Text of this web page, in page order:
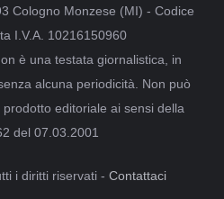
Cologno Monzese (MI) - Codice
I.V.A. 10216150960
è una testata giornalistica, in
alcuna periodicità. Non può
editoriale ai sensi della
del 07.03.2001
i diritti riservati - Contattaci